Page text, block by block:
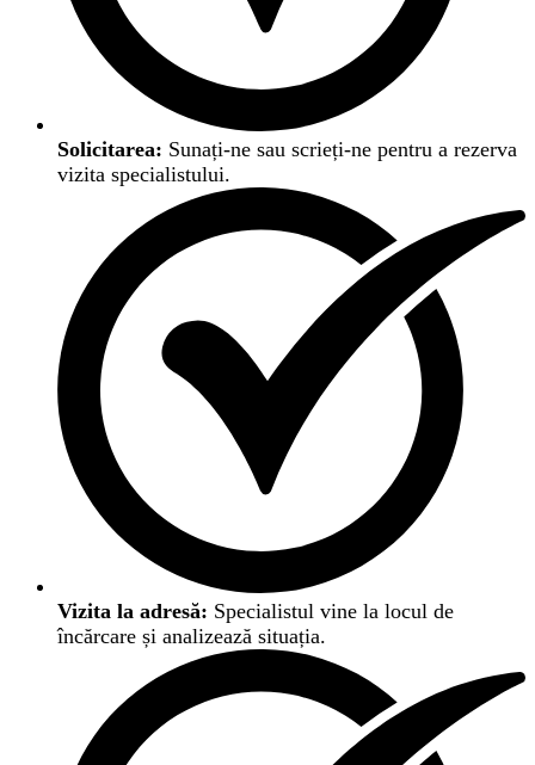
Solicitarea: Sunați-ne sau scrieți-ne pentru a rezerva
vizita specialistului.
Vizita la adresă: Specialistul vine la locul de
încărcare și analizează situația.